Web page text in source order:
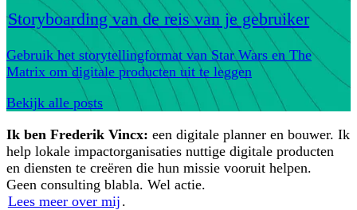
Storyboarding van de reis van je gebruiker
Gebruik het storytellingformat van Star Wars en The
Matrix om digitale producten uit te leggen
Bekijk alle posts
Ik ben Frederik Vincx: een digitale planner en bouwer. Ik
help lokale impactorganisaties nuttige digitale producten
en diensten te creëren die hun missie vooruit helpen.
Geen consulting blabla. Wel actie.
Lees meer over mij .